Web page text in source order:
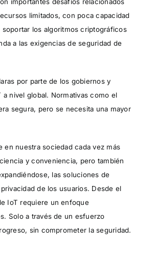
importantes desafíos relacionados
limitados, con poca capacidad
los algoritmos criptográficos
a las exigencias de seguridad de
por parte de los gobiernos y
nivel global. Normativas como el
segura, pero se necesita una mayor
nuestra sociedad cada vez más
y conveniencia, pero también
las soluciones de
de los usuarios. Desde el
IoT requiere un enfoque
Solo a través de un esfuerzo
sin comprometer la seguridad.